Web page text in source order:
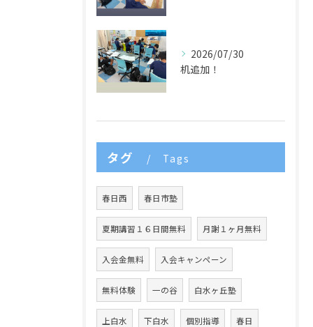
2026/07/30
机追加！
タグ Tags
春日西 春日市塾
夏期講習１６日間無料 月謝１ヶ月無料
入会金無料 入会キャンペーン
無料体験 一の谷 白水ヶ丘塾
上白水 下白水 個別指導 春日